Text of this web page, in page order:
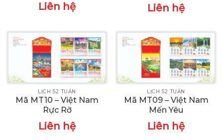
Liên hệ Liên hệ
LỊCH 52 TUẦN
Mã MT10 – Việt Nam
Rực Rỡ
Liên hệ
LỊCH 52 TUẦN
Mã MT09 – Việt Nam
Mến Yêu
Liên hệ